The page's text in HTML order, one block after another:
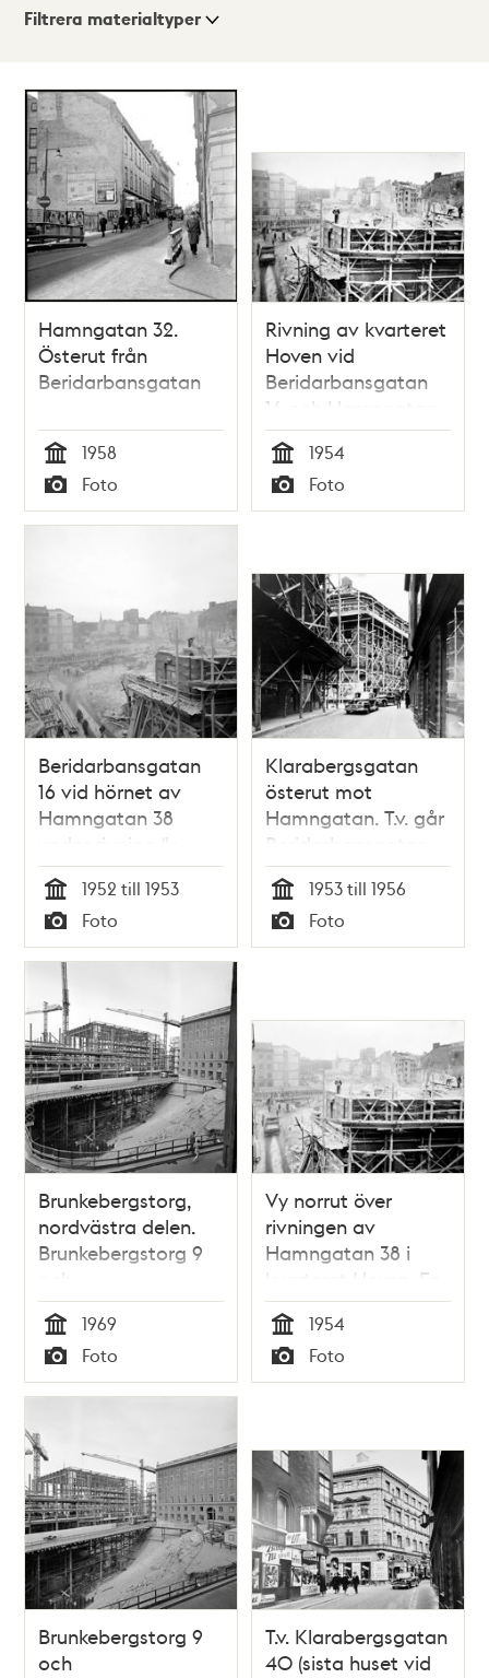
Visningsläge
ListaKarta
Filtrera materialtyper
träffar
Hamngatan 32.
Österut från
Beridarbansgatan
Tid
1958
Typ
Foto
Rivning av kvarteret
Hoven vid
Beridarbansgatan
16 och Hamngatan
38
Tid
1954
Typ
Foto
Beridarbansgatan
16 vid hörnet av
Hamngatan 38
under rivning (kv.
Hoven).
Beridarbansgatan
18, kv. Stigbygeln är
rivet. Mäster
Samuelsgatan går
på en bro. Bakom
Konstfackskolan
skymtar
Konserthuset
Tid
1952 till 1953
Typ
Foto
Klarabergsgatan
österut mot
Hamngatan. T.v. går
Beridarbansgatan
norrut. Här ligger
numera Sergels Torg
Tid
1953 till 1956
Typ
Foto
Brunkebergstorg,
nordvästra delen.
Brunkebergstorg 9
och
Beridarbansgatan 1-
5 byggs. T.h. är
Telestyrelsens hus,
där kommer
byggas
Tid
1969
Typ
Foto
Vy norrut över
rivningen av
Hamngatan 38 i
kvarteret Hoven. En
lastbil står på
Beridarbansgatan.
Till vänster ligger
Konstfackskolan vid
och i fonden syns
Kungstornen.
Tid
1954
Typ
Foto
Brunkebergstorg 9
och
T.v. Klarabergsgatan
40 (sista huset vid